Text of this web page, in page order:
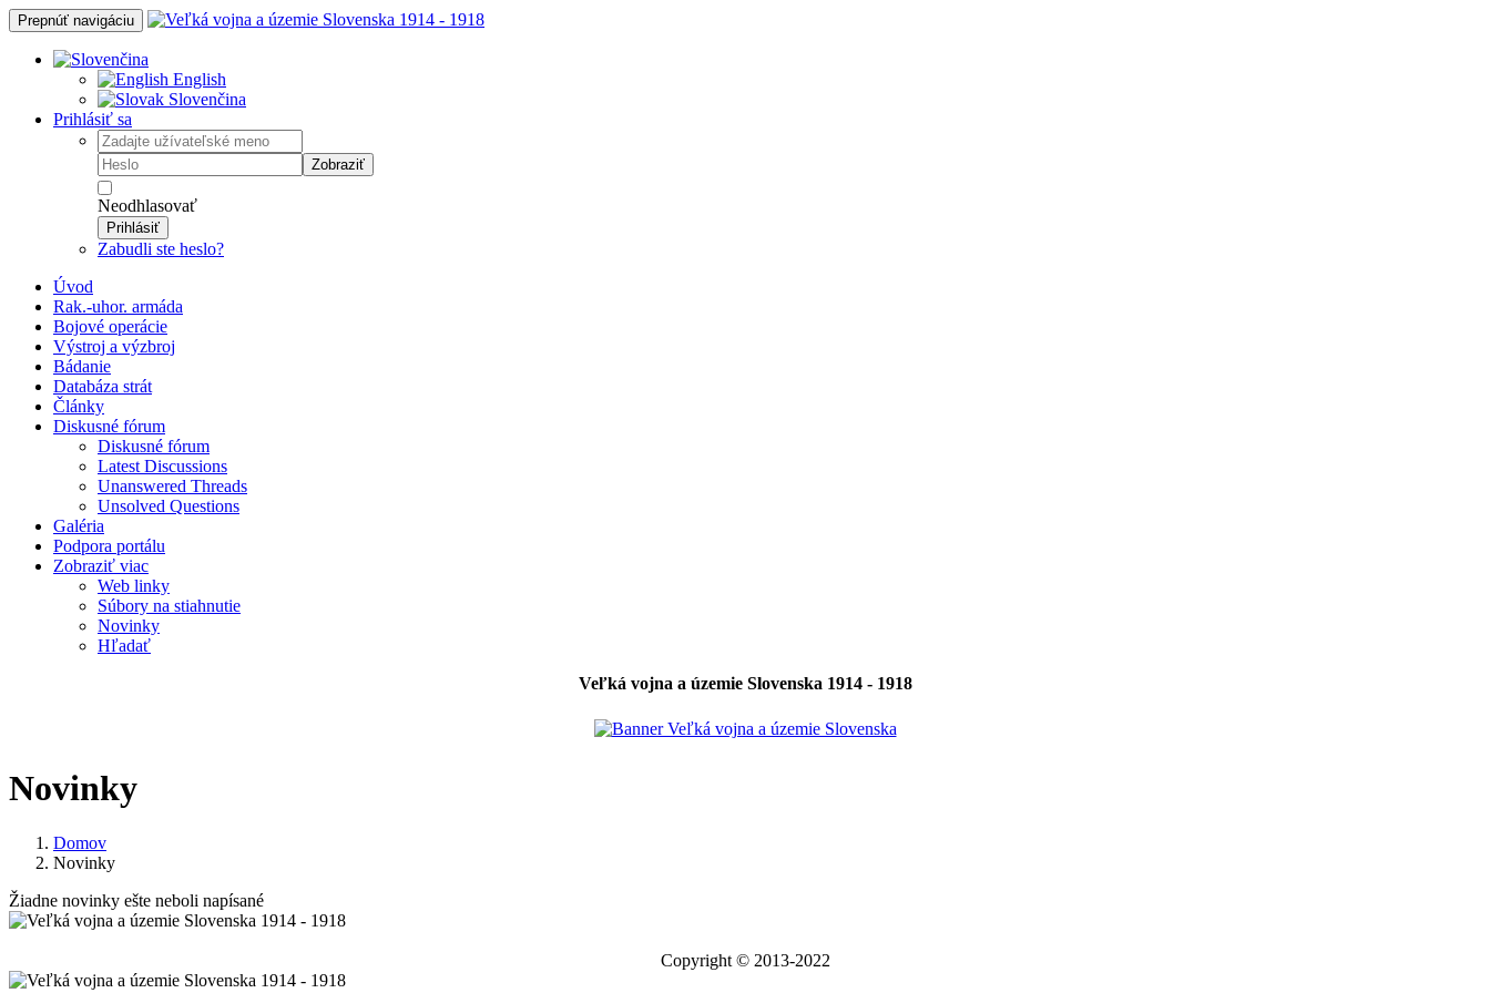
Prepnúť navigáciu
English
Slovenčina
Prihlásiť sa
Zobraziť
Neodhlasovať
Prihlásiť
Zabudli ste heslo?
Úvod
Rak.-uhor. armáda
Bojové operácie
Výstroj a výzbroj
Bádanie
Databáza strát
Články
Diskusné fórum
Diskusné fórum
Latest Discussions
Unanswered Threads
Unsolved Questions
Galéria
Podpora portálu
Zobraziť viac
Web linky
Súbory na stiahnutie
Novinky
Hľadať
Veľká vojna a územie Slovenska 1914 - 1918
Novinky
Domov
Novinky
Žiadne novinky ešte neboli napísané
Copyright © 2013-2022